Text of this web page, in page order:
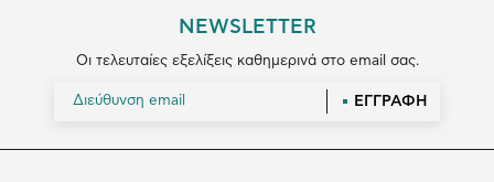
NEWSLETTER
Οι τελευταίες εξελίξεις καθημερινά στο email σας.
ΕΓΓΡΑΦΗ